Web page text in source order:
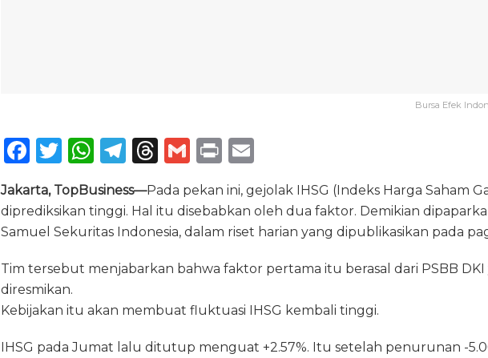
Bursa Efek
F
c
e
o
o
T
it
te
W
h
a
ts
p
p
T
e
g
m
T
re
a
s
G
ai
l
P
n
t
ai
l
Jakarta, TopBusiness—Pada pekan ini, gejolak IHSG (Indeks Harga Saham
diprediksikan tinggi. Hal itu disebabkan oleh dua faktor. Demikian
Samuel Sekuritas Indonesia, dalam riset harian yang dipublikasikan pada
Tim tersebut menjabarkan bahwa faktor pertama itu berasal dari PSBB
diresmikan.
Kebijakan itu akan membuat fluktuasi IHSG kembali tinggi.
IHSG pada Jumat lalu ditutup menguat +2.57%. Itu setelah penurunan -